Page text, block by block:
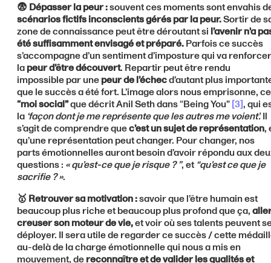
😨 Dépasser la peur :souvent ces moments sont envahis
scénarios fictifs inconscients gérés par la peur.Sortir de
zone de connaissance peut être déroutant si l’avenir n'a
été suffisamment envisagé et préparé.Parfois ce succès
s’accompagne d’un sentiment d’imposture qui va renforcer
lapeur d’être découvert. Repartir peut être rendu
impossible par unepeur de l’échecd’autant plus
que le succès a été fort. L’image alors nous emprisonne, ce
“moi social”que décrit Anil Seth dans “Being You”[3], qui
la ‘façon dont je me représente que les autres me voient’.Il
s’agit de comprendre quec’est un sujet de représentation,
qu’une représentation peut changer. Pour changer, nos
parts émotionnelles auront besoin d’avoir répondu aux
questions : « qu’est-ce que je risque ? ”, et “qu’est ce que je
sacrifie ? ».
🥇 Retrouver sa motivation :savoir que l’être humain est
beaucoup plus riche et beaucoup plus profond que ça,
creuser son moteur de vie,et voir où ses talents peuvent
déployer. Il sera utile de regarder ce succès / cette
au-delà de la charge émotionnelle qui nous a mis en
mouvement, dereconnaître et de valider les qualités et